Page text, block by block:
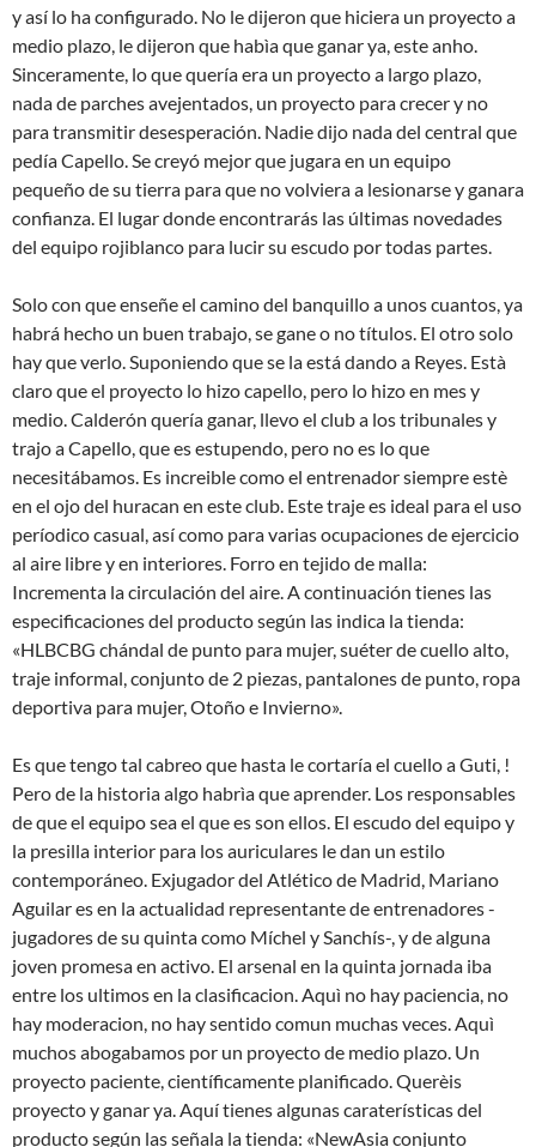
y así lo ha configurado. No le dijeron que hiciera un proyecto a
medio plazo, le dijeron que habìa que ganar ya, este anho.
Sinceramente, lo que quería era un proyecto a largo plazo,
nada de parches avejentados, un proyecto para crecer y no
para transmitir desesperación. Nadie dijo nada del central que
pedía Capello. Se creyó mejor que jugara en un equipo
pequeño de su tierra para que no volviera a lesionarse y ganara
confianza. El lugar donde encontrarás las últimas novedades
del equipo rojiblanco para lucir su escudo por todas partes.
Solo con que enseñe el camino del banquillo a unos cuantos, ya
habrá hecho un buen trabajo, se gane o no títulos. El otro solo
hay que verlo. Suponiendo que se la está dando a Reyes. Està
claro que el proyecto lo hizo capello, pero lo hizo en mes y
medio. Calderón quería ganar, llevo el club a los tribunales y
trajo a Capello, que es estupendo, pero no es lo que
necesitábamos. Es increible como el entrenador siempre estè
en el ojo del huracan en este club. Este traje es ideal para el uso
períodico casual, así como para varias ocupaciones de ejercicio
al aire libre y en interiores. Forro en tejido de malla:
Incrementa la circulación del aire. A continuación tienes las
especificaciones del producto según las indica la tienda:
«HLBCBG chándal de punto para mujer, suéter de cuello alto,
traje informal, conjunto de 2 piezas, pantalones de punto, ropa
deportiva para mujer, Otoño e Invierno».
Es que tengo tal cabreo que hasta le cortaría el cuello a Guti, !
Pero de la historia algo habrìa que aprender. Los responsables
de que el equipo sea el que es son ellos. El escudo del equipo y
la presilla interior para los auriculares le dan un estilo
contemporáneo. Exjugador del Atlético de Madrid, Mariano
Aguilar es en la actualidad representante de entrenadores -
jugadores de su quinta como Míchel y Sanchís-, y de alguna
joven promesa en activo. El arsenal en la quinta jornada iba
entre los ultimos en la clasificacion. Aquì no hay paciencia, no
hay moderacion, no hay sentido comun muchas veces. Aquì
muchos abogabamos por un proyecto de medio plazo. Un
proyecto paciente, científicamente planificado. Querèis
proyecto y ganar ya. Aquí tienes algunas caraterísticas del
producto según las señala la tienda: «NewAsia conjunto